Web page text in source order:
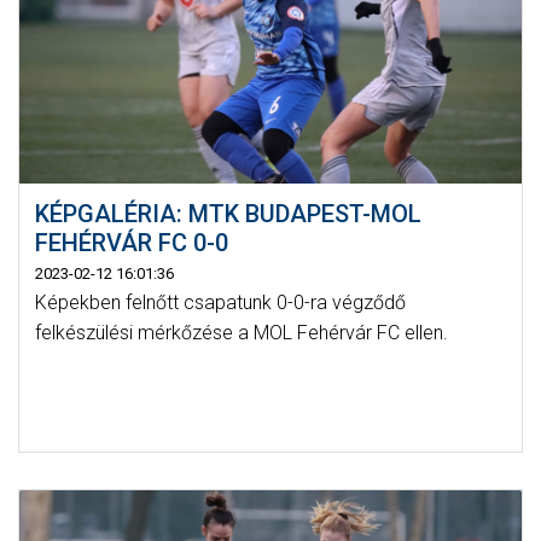
KÉPGALÉRIA: MTK BUDAPEST-MOL
FEHÉRVÁR FC 0-0
2023-02-12 16:01:36
Képekben felnőtt csapatunk 0-0-ra végződő
felkészülési mérkőzése a MOL Fehérvár FC ellen.